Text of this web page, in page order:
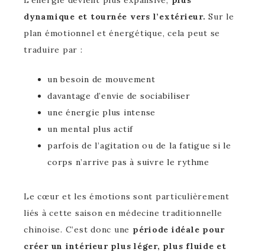
dynamique et tournée vers l’extérieur. Sur le
plan émotionnel et énergétique, cela peut se
traduire par :
un besoin de mouvement
davantage d’envie de sociabiliser
une énergie plus intense
un mental plus actif
parfois de l’agitation ou de la fatigue si le
corps n’arrive pas à suivre le rythme
Le cœur et les émotions sont particulièrement
liés à cette saison en médecine traditionnelle
chinoise. C’est donc une période idéale pour
créer un intérieur plus léger, plus fluide et